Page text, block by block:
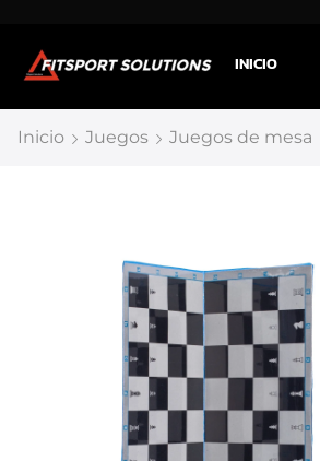
INICIO
Inicio Juegos Juegos de mesa